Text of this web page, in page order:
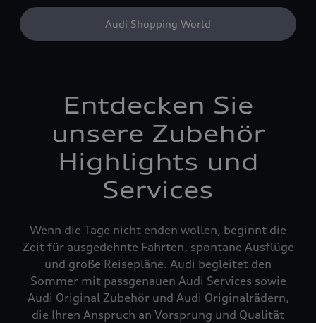
Audi Shopping World
Entdecken Sie
unsere Zubehör
Highlights und
Services
Wenn die Tage nicht enden wollen, beginnt die
Zeit für ausgedehnte Fahrten, spontane Ausflüge
und große Reisepläne. Audi begleitet den
Sommer mit passgenauen Audi Services sowie
Audi Original Zubehör und Audi Originalrädern,
die Ihren Anspruch an Vorsprung und Qualität